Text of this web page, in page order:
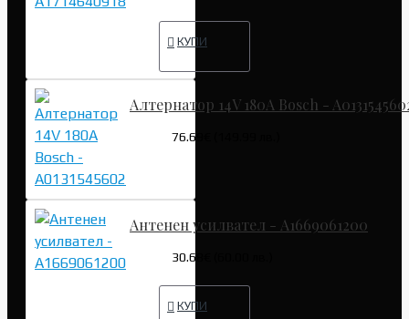
КУПИ
Алтернатор 14V 180A Bosch -
76.69€ (149.99 лв.)
Антенен усилвател - A1669061200
30.68€ (60.00 лв.)
КУПИ